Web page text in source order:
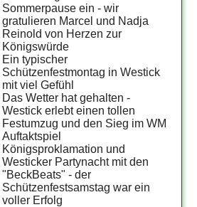
Sommerpause ein - wir
gratulieren Marcel und Nadja
Reinold von Herzen zur
Königswürde
Ein typischer
Schützenfestmontag in Westick
mit viel Gefühl
Das Wetter hat gehalten -
Westick erlebt einen tollen
Festumzug und den Sieg im WM
Auftaktspiel
Königsproklamation und
Westicker Partynacht mit den
"BeckBeats" - der
Schützenfestsamstag war ein
voller Erfolg